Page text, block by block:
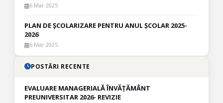
6 Mar 2025
PLAN DE ȘCOLARIZARE PENTRU ANUL ȘCOLAR 2025-
2026
6 Mar 2025
POSTĂRI RECENTE
EVALUARE MANAGERIALĂ ÎNVĂȚĂMÂNT
PREUNIVERSITAR 2026- REVIZIE